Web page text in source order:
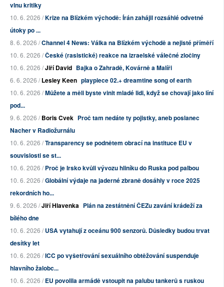
vlnu kritiky
10. 6. 2026 /Krize na Blízkém východě: Írán zahájil rozsáhlé odvetné
útoky po ...
8. 6. 2026 /Channel 4 News: Válka na Blízkém východě a nejisté příměří
10. 6. 2026 /České (rasistické) reakce na izraelské válečné zločiny
10. 6. 2026 /Jiří David Bajka o Zahradě, Kovárně a Malíři
6. 6. 2026 /Lesley Keen playpiece 02.+ dreamtine song of earth
10. 6. 2026 /Můžete a měli byste vinit mladé lidi, když se chovají jako líní
pod...
9. 6. 2026 /Boris Cvek Proč tam nedáte ty pojistky, aneb poslanec
Nacher v Radiožurnálu
10. 6. 2026 /Transparency se podnětem obrací na instituce EU v
souvislosti se st...
10. 6. 2026 /Proč je Irsko kvůli vývozu hliníku do Ruska pod palbou
10. 6. 2026 /Globální výdaje na jaderné zbraně dosáhly v roce 2025
rekordních ho...
9. 6. 2026 /Jiří Hlavenka Plán na zestátnění ČEZu zavání krádeží za
bílého dne
10. 6. 2026 /USA vytahují z oceánu 900 senzorů. Důsledky budou trvat
desítky let
10. 6. 2026 /ICC po vyšetřování sexuálního obtěžování suspenduje
hlavního žalobc...
10. 6. 2026 /EU povolila armádě vstoupit na palubu tankerů s ruskou